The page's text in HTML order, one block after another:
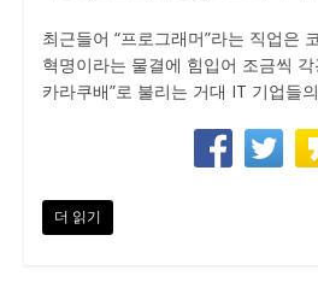
최근들어 “프로그래머”라는 직업은
혁명이라는 물결에 힘입어 조금씩
카라쿠배”로 불리는 거대 IT 기업들의
더 읽기